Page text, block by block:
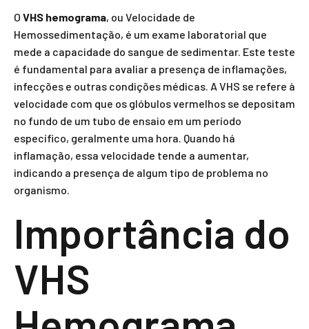
O VHS hemograma, ou Velocidade de
Hemossedimentação, é um exame laboratorial que
mede a capacidade do sangue de sedimentar. Este teste
é fundamental para avaliar a presença de inflamações,
infecções e outras condições médicas. A VHS se refere à
velocidade com que os glóbulos vermelhos se depositam
no fundo de um tubo de ensaio em um período
específico, geralmente uma hora. Quando há
inflamação, essa velocidade tende a aumentar,
indicando a presença de algum tipo de problema no
organismo.
Importância do
VHS